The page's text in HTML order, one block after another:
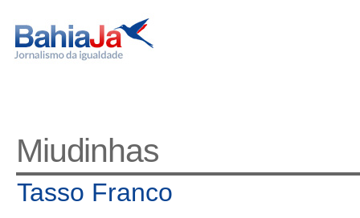
Miudinhas
Tasso Franco